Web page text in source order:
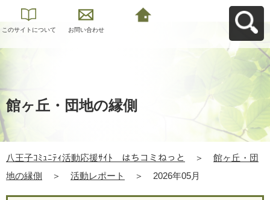
このサイトについて お問い合わせ
館ヶ丘・団地の縁側
八王子ｺﾐｭﾆﾃｨ活動応援ｻｲﾄ はちコミねっと ＞
館ヶ丘・団
地の縁側
＞ 活動レポート ＞ 2026年05月